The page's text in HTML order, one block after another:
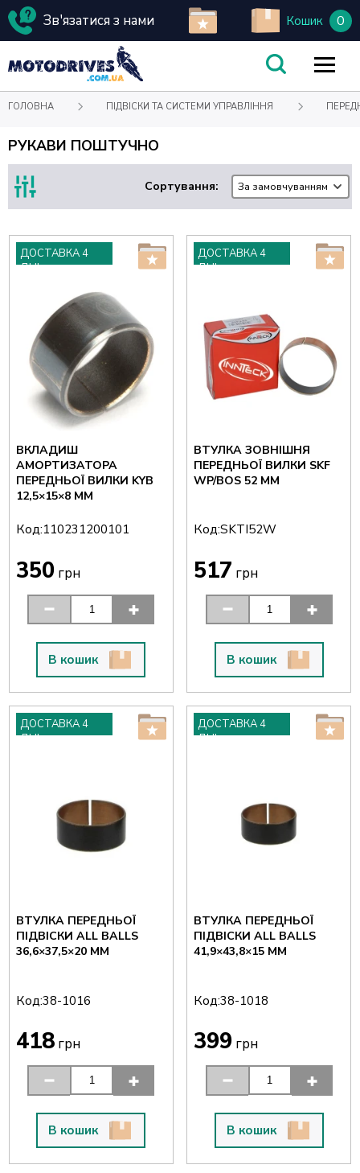
Зв'язатися з нами Кошик 0
ГОЛОВНА ПІДВІСКИ ТА СИСТЕМИ УПРАВЛІННЯ
РУКАВИ ПОШТУЧНО
Сортування: За замовчуванням
ДОСТАВКА 4
ДНІ
ВКЛАДИШ
АМОРТИЗАТОРА
ПЕРЕДНЬОЇ ВИЛКИ KYB
12,5×15×8 ММ
Код:110231200101
350грн
В кошик
ДОСТАВКА 4
ДНІ
ВТУЛКА ЗОВНІШНЯ
ПЕРЕДНЬОЇ ВИЛКИ SKF
WP/BOS 52 ММ
Код:SKTI52W
517 грн
В кошик
ДОСТАВКА 4
ДНІ
ВТУЛКА ПЕРЕДНЬОЇ
ПІДВІСКИ ALL BALLS
36,6×37,5×20 ММ
Код:38-1016
418грн
В кошик
ДОСТАВКА 4
ДНІ
ВТУЛКА ПЕРЕДНЬОЇ
ПІДВІСКИ ALL BALLS
41,9×43,8×15 ММ
Код:38-1018
399 грн
В кошик